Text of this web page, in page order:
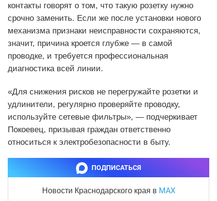
контакты говорят о том, что такую розетку нужно
срочно заменить. Если же после установки нового
механизма признаки неисправности сохраняются,
значит, причина кроется глубже — в самой
проводке, и требуется профессиональная
диагностика всей линии.
«Для снижения рисков не перегружайте розетки и
удлинители, регулярно проверяйте проводку,
используйте сетевые фильтры», — подчеркивает
Покоевец, призывая граждан ответственно
относиться к электробезопасности в быту.
ПОДПИСАТЬСЯ
Новости Краснодарского края в MAX